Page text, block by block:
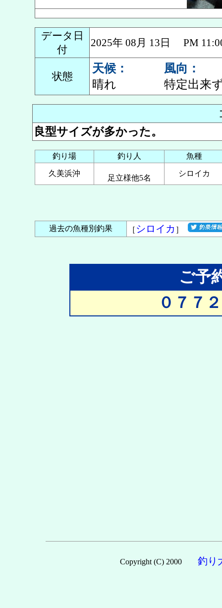
データ日
付
2025年 08月 13日 PM
状態
天候：
晴れ
風向：
特定出来
良型サイズが多かった。
釣り場 釣り人 魚種
久美浜沖
足立様他5名
シロイカ
過去の魚種別釣果 ［ シロイカ ］
ご予
０７７
Copyright (C) 2000 釣り